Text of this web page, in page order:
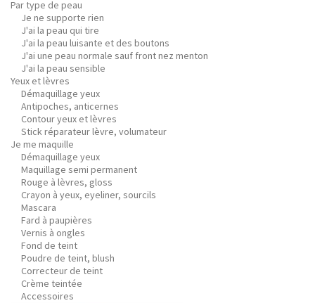
Par type de peau
Je ne supporte rien
J'ai la peau qui tire
J'ai la peau luisante et des boutons
J'ai une peau normale sauf front nez menton
J'ai la peau sensible
Yeux et lèvres
Démaquillage yeux
Antipoches, anticernes
Contour yeux et lèvres
Stick réparateur lèvre, volumateur
Je me maquille
Démaquillage yeux
Maquillage semi permanent
Rouge à lèvres, gloss
Crayon à yeux, eyeliner, sourcils
Mascara
Fard à paupières
Vernis à ongles
Fond de teint
Poudre de teint, blush
Correcteur de teint
Crème teintée
Accessoires